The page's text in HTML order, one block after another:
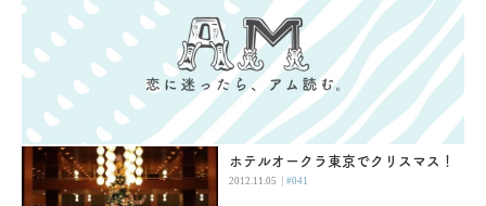
ホテルオークラ東京でクリスマス！
2012.11.05 |#041